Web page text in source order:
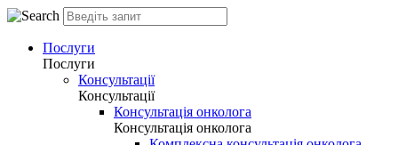
Послуги
Послуги
Консультації
Консультації
Консультація онколога
Консультація онколога